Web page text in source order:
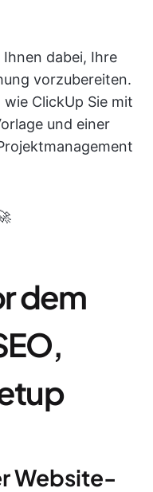
dabei, Ihre
vorzubereiten.
ClickUp Sie mit
und einer
dem
Website-